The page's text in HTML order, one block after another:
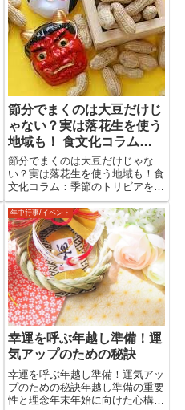
節分でまくのは大豆だけじ
ゃない？実は落花生を使う
地域も！ 食文化コラム：
季節のトリビアをお届け
節分でまくのは大豆だけじゃな
い？実は落花生を使う地域も！食
文化コラム：季節のトリビアをお
届け節分といえば、豆をまいて邪
気を払い、幸運を招く日本伝統の
行事です。一般的には炒った大豆
をまくことが知られていますが、
実は落花生をまく地域も存在して
い...
年中行事/イベント
幸運を呼ぶ年越し準備！運
気アップのための秘訣
幸運を呼ぶ年越し準備！運気アッ
プのための秘訣年越し準備の重要
性と理念年末年始に向けた心構え